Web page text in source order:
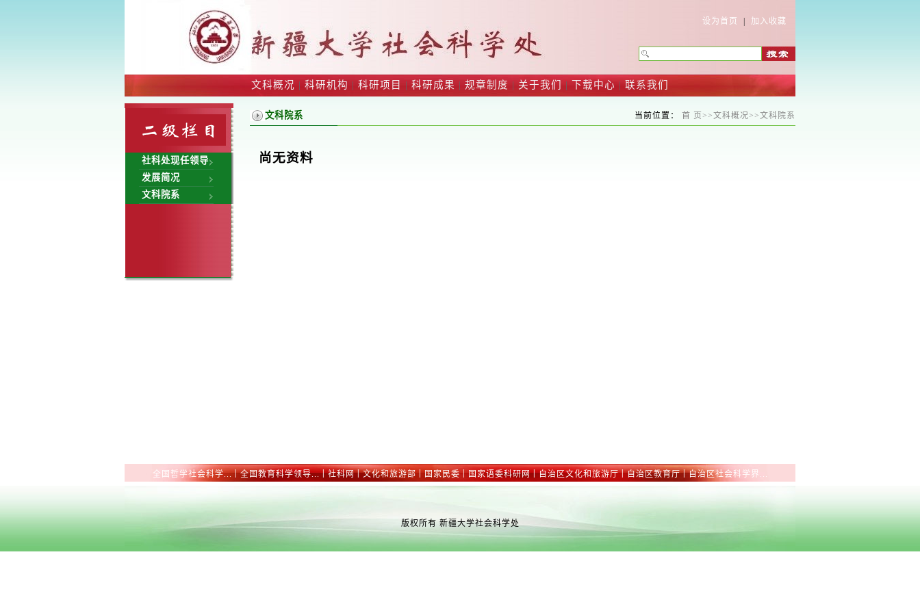
设为首页 加入收藏
文科概况 | 科研机构 | 科研项目 | 科研成果 | 规章制度 | 关于我们 | 下载中心 | 联系我们
社科处现任领导
发展简况
文科院系
文科院系 当前位置： 首 页>>文科概况>>文科院系
尚无资料
全国哲学社会科学... | 全国教育科学领导... | 社科网 | 文化和旅游部 | 国家民委 | 国家语委科研网 | 自治区文化和旅游厅 | 自治区教育厅 | 自治区社会科学界...
版权所有 新疆大学社会科学处